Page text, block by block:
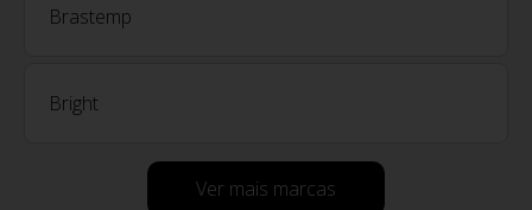
Brastemp
Bright
Ver mais marcas